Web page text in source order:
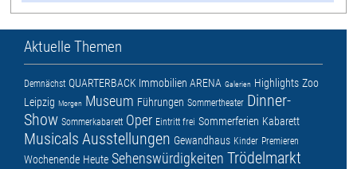
Aktuelle Themen
Demnächst QUARTERBACK Immobilien ARENA Galerien Highlights Zoo
Leipzig Morgen Museum Führungen Sommertheater Dinner-
Show Sommerkabarett Oper Eintritt frei Sommerferien Kabarett
Musicals Ausstellungen Gewandhaus Kinder Premieren
Wochenende Heute Sehenswürdigkeiten Trödelmarkt